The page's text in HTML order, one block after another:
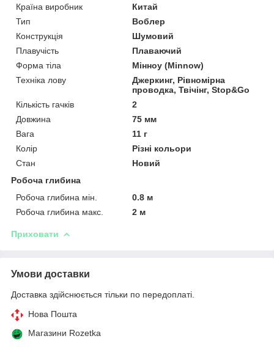
Країна виробник
Китай
Тип
Воблер
Конструкція
Шумовий
Плавучість
Плаваючий
Форма тіла
Мінноу (Minnow)
Техніка лову
Джеркинг, Рівномірна
проводка, Твічінг, Stop&Go
Кількість гачків
2
Довжина
75 мм
Вага
11 г
Колір
Різні кольори
Стан
Новий
Робоча глибина
Робоча глибина мін.
0.8 м
Робоча глибина макс.
2 м
Приховати
Умови доставки
Доставка здійснюється тільки по передоплаті.
Нова Пошта
Магазини Rozetka